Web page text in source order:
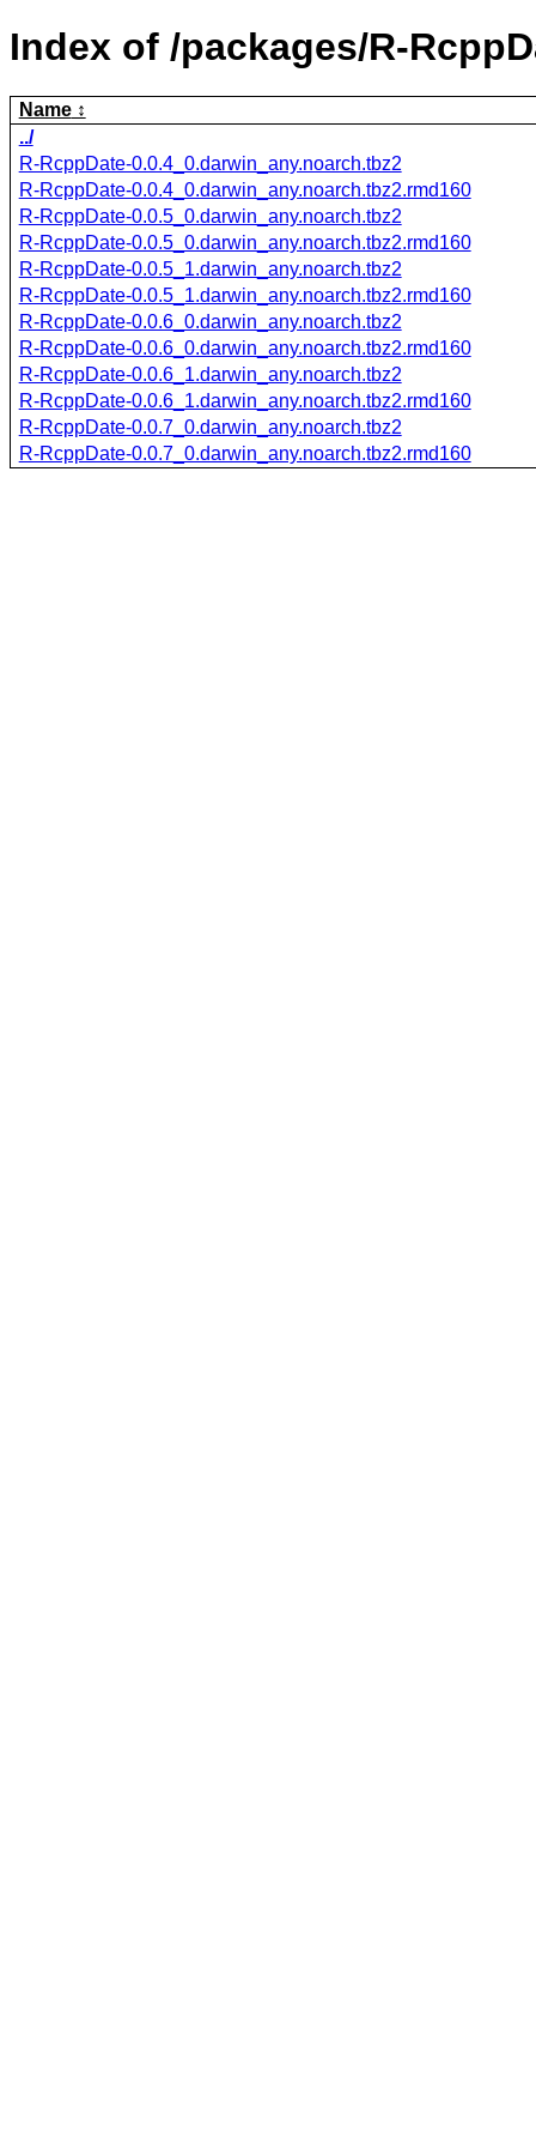
Index of /packages/R-
Name
../
R-RcppDate-0.0.4_0.darwin_any.noarch.tbz2
R-RcppDate-0.0.4_0.darwin_any.noarch.tbz2.rmd160
R-RcppDate-0.0.5_0.darwin_any.noarch.tbz2
R-RcppDate-0.0.5_0.darwin_any.noarch.tbz2.rmd160
R-RcppDate-0.0.5_1.darwin_any.noarch.tbz2
R-RcppDate-0.0.5_1.darwin_any.noarch.tbz2.rmd160
R-RcppDate-0.0.6_0.darwin_any.noarch.tbz2
R-RcppDate-0.0.6_0.darwin_any.noarch.tbz2.rmd160
R-RcppDate-0.0.6_1.darwin_any.noarch.tbz2
R-RcppDate-0.0.6_1.darwin_any.noarch.tbz2.rmd160
R-RcppDate-0.0.7_0.darwin_any.noarch.tbz2
R-RcppDate-0.0.7_0.darwin_any.noarch.tbz2.rmd160